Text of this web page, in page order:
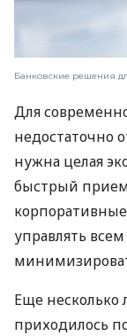
Банковские решения
Для
недостаточно
нужна целая
быстрый прием
управлять
Еще несколько
приходилось